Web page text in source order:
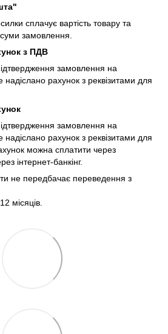
сплачує вартість товару та
замовлення.
з ПДВ
замовлення на
рахунок з реквізитами для
замовлення на
рахунок з реквізитами для
можна сплатити через
інтернет-банкінг.
не передбачає переведення з
місяців.